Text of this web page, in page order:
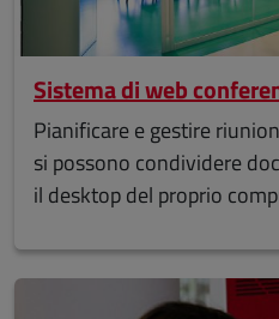
Sistema di web
Pianificare e gestire
si possono condividere
il desktop del proprio